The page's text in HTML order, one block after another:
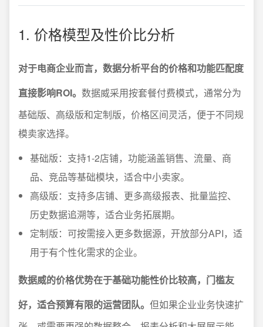
1. 价格模型及性价比分析
对于电商企业而言，数据分析平台的价格和功能匹配度
直接影响ROI。 数据威采用按套餐付费模式，通常分为
基础版、高级版和定制版，价格区间灵活，便于不同规
模卖家选择。
基础版：支持1-2店铺，功能涵盖销售、流量、商
品、竞品等基础模块，适合中小卖家。
高级版：支持多店铺、更多高级报表、批量监控、
历史数据追溯等，适合业务拓展期。
定制版：可按需接入更多数据源，开放部分API，适
用于有个性化需求的企业。
数据威的价格优势在于基础功能性价比较高，门槛友
好，适合预算有限的运营团队。 但如果企业业务快速扩